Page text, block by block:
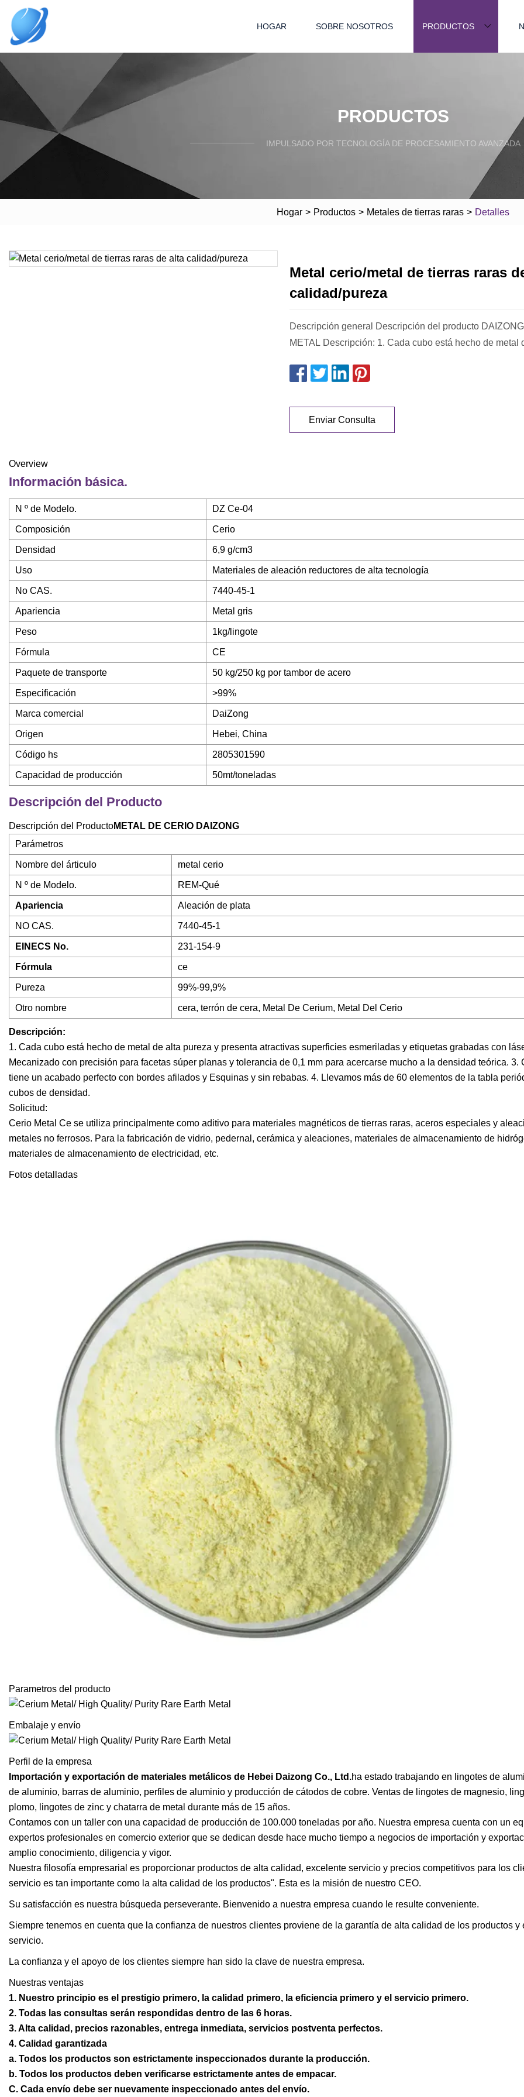
HOGAR SOBRE NOSOTROS PRODUCTOS
PRODUCTOS
IMPULSADO POR TECNOLOGÍA DE PROCESAMIENTO AVANZADA
Hogar > Productos > Metales de tierras raras > Detalles
Metal cerio/metal de tierras raras
calidad/pureza
Descripción general Descripción del producto
METAL Descripción: 1. Cada cubo está hecho de metal
Enviar Consulta
Overview
Información básica.
N º de Modelo. DZ Ce-04
Composición Cerio
Densidad 6,9 g/cm3
Uso Materiales de aleación reductores de alta tecnología
No CAS. 7440-45-1
Apariencia Metal gris
Peso 1kg/lingote
Fórmula CE
Paquete de transporte 50 kg/250 kg por tambor de acero
Especificación >99%
Marca comercial DaiZong
Origen Hebei, China
Código hs 2805301590
Capacidad de producción 50mt/toneladas
Descripción del Producto
Descripción del ProductoMETAL DE CERIO DAIZONG
Parámetros
Nombre del árticulo metal cerio
N º de Modelo. REM-Qué
Apariencia Aleación de plata
NO CAS. 7440-45-1
EINECS No. 231-154-9
Fórmula ce
Pureza 99%-99,9%
Otro nombre cera, terrón de cera, Metal De Cerium, Metal Del Cerio
Descripción:
1. Cada cubo está hecho de metal de alta pureza y presenta atractivas superficies esmeriladas y etiquetas grabadas con
Mecanizado con precisión para facetas súper planas y tolerancia de 0,1 mm para acercarse mucho a la densidad teórica. 3.
tiene un acabado perfecto con bordes afilados y Esquinas y sin rebabas. 4. Llevamos más de 60 elementos de la tabla
cubos de densidad.
Solicitud:
Cerio Metal Ce se utiliza principalmente como aditivo para materiales magnéticos de tierras raras, aceros especiales y
metales no ferrosos. Para la fabricación de vidrio, pedernal, cerámica y aleaciones, materiales de almacenamiento de
materiales de almacenamiento de electricidad, etc.
Fotos detalladas
Parametros del producto
Embalaje y envío
Perfil de la empresa
Importación y exportación de materiales metálicos de Hebei Daizong Co., Ltd.ha estado trabajando en lingotes de
de aluminio, barras de aluminio, perfiles de aluminio y producción de cátodos de cobre. Ventas de lingotes de magnesio,
plomo, lingotes de zinc y chatarra de metal durante más de 15 años.
Contamos con un taller con una capacidad de producción de 100.000 toneladas por año. Nuestra empresa cuenta con un
expertos profesionales en comercio exterior que se dedican desde hace mucho tiempo a negocios de importación y
amplio conocimiento, diligencia y vigor.
Nuestra filosofía empresarial es proporcionar productos de alta calidad, excelente servicio y precios competitivos para los
servicio es tan importante como la alta calidad de los productos". Esta es la misión de nuestro CEO.
Su satisfacción es nuestra búsqueda perseverante. Bienvenido a nuestra empresa cuando le resulte conveniente.
Siempre tenemos en cuenta que la confianza de nuestros clientes proviene de la garantía de alta calidad de los productos y
servicio.
La confianza y el apoyo de los clientes siempre han sido la clave de nuestra empresa.
Nuestras ventajas
1. Nuestro principio es el prestigio primero, la calidad primero, la eficiencia primero y el servicio primero.
2. Todas las consultas serán respondidas dentro de las 6 horas.
3. Alta calidad, precios razonables, entrega inmediata, servicios postventa perfectos.
4. Calidad garantizada
a. Todos los productos son estrictamente inspeccionados durante la producción.
b. Todos los productos deben verificarse estrictamente antes de empacar.
C. Cada envío debe ser nuevamente inspeccionado antes del envío.